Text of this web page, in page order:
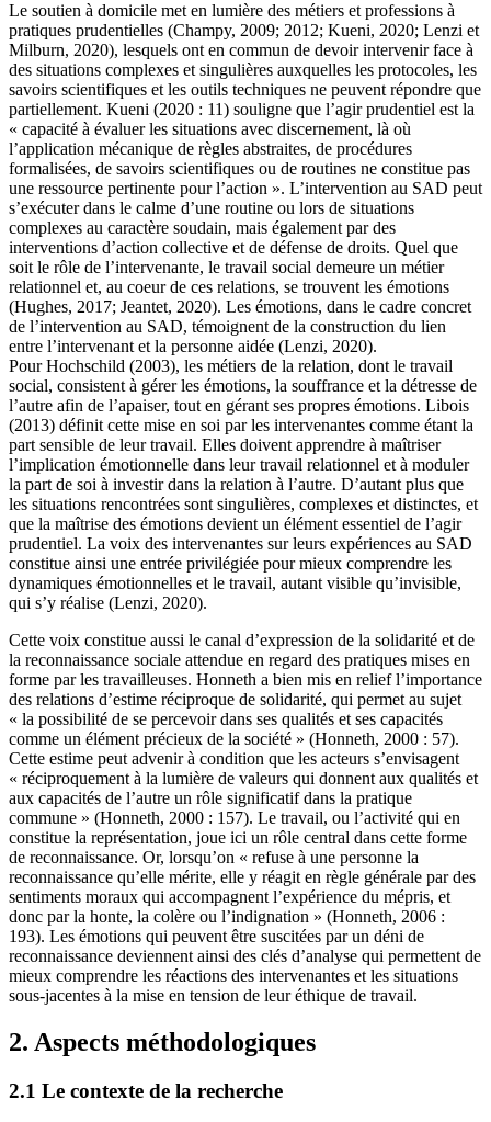
Le soutien à domicile met en lumière des métiers et professions à
pratiques prudentielles (Champy, 2009; 2012; Kueni, 2020; Lenzi et
Milburn, 2020), lesquels ont en commun de devoir intervenir face à
des situations complexes et singulières auxquelles les protocoles, les
savoirs scientifiques et les outils techniques ne peuvent répondre que
partiellement. Kueni (2020 : 11) souligne que l’agir prudentiel est la
« capacité à évaluer les situations avec discernement, là où
l’application mécanique de règles abstraites, de procédures
formalisées, de savoirs scientifiques ou de routines ne constitue pas
une ressource pertinente pour l’action ». L’intervention au SAD peut
s’exécuter dans le calme d’une routine ou lors de situations
complexes au caractère soudain, mais également par des
interventions d’action collective et de défense de droits. Quel que
soit le rôle de l’intervenante, le travail social demeure un métier
relationnel et, au coeur de ces relations, se trouvent les émotions
(Hughes, 2017; Jeantet, 2020). Les émotions, dans le cadre concret
de l’intervention au SAD, témoignent de la construction du lien
entre l’intervenant et la personne aidée (Lenzi, 2020).
Pour Hochschild (2003), les métiers de la relation, dont le travail
social, consistent à gérer les émotions, la souffrance et la détresse de
l’autre afin de l’apaiser, tout en gérant ses propres émotions. Libois
(2013) définit cette mise en soi par les intervenantes comme étant la
part sensible de leur travail. Elles doivent apprendre à maîtriser
l’implication émotionnelle dans leur travail relationnel et à moduler
la part de soi à investir dans la relation à l’autre. D’autant plus que
les situations rencontrées sont singulières, complexes et distinctes, et
que la maîtrise des émotions devient un élément essentiel de l’agir
prudentiel. La voix des intervenantes sur leurs expériences au SAD
constitue ainsi une entrée privilégiée pour mieux comprendre les
dynamiques émotionnelles et le travail, autant visible qu’invisible,
qui s’y réalise (Lenzi, 2020).
Cette voix constitue aussi le canal d’expression de la solidarité et de
la reconnaissance sociale attendue en regard des pratiques mises en
forme par les travailleuses. Honneth a bien mis en relief l’importance
des relations d’estime réciproque de solidarité, qui permet au sujet
« la possibilité de se percevoir dans ses qualités et ses capacités
comme un élément précieux de la société » (Honneth, 2000 : 57).
Cette estime peut advenir à condition que les acteurs s’envisagent
« réciproquement à la lumière de valeurs qui donnent aux qualités et
aux capacités de l’autre un rôle significatif dans la pratique
commune » (Honneth, 2000 : 157). Le travail, ou l’activité qui en
constitue la représentation, joue ici un rôle central dans cette forme
de reconnaissance. Or, lorsqu’on « refuse à une personne la
reconnaissance qu’elle mérite, elle y réagit en règle générale par des
sentiments moraux qui accompagnent l’expérience du mépris, et
donc par la honte, la colère ou l’indignation » (Honneth, 2006 :
193). Les émotions qui peuvent être suscitées par un déni de
reconnaissance deviennent ainsi des clés d’analyse qui permettent de
mieux comprendre les réactions des intervenantes et les situations
sous-jacentes à la mise en tension de leur éthique de travail.
2. Aspects méthodologiques
2.1 Le contexte de la recherche